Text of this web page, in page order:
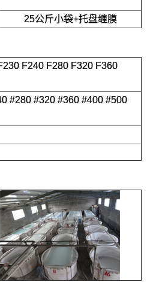
25公斤小袋+托盘缠膜
F240 F280 F320 F360
#280 #320 #360 #400 #500